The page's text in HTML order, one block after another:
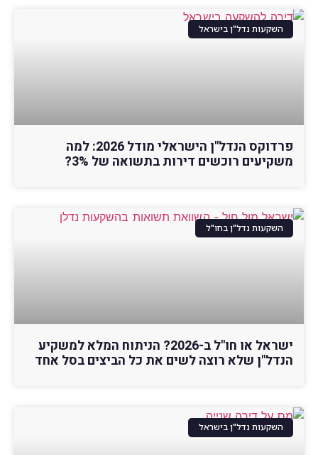
השקעות נדל"ן בישראל
פרדוקס הנדל"ן הישראלי מודל 2026: למה
משקיעים רוכשים דירות בתשואה של 3%?
השקעות נדל"ן בחו"ל
ישראל או חו"ל ב-2026? הניתוח המלא למשקיע
הנדל"ן שלא רוצה לשים את כל הביצים בסל אחד
השקעות נדל"ן בישראל